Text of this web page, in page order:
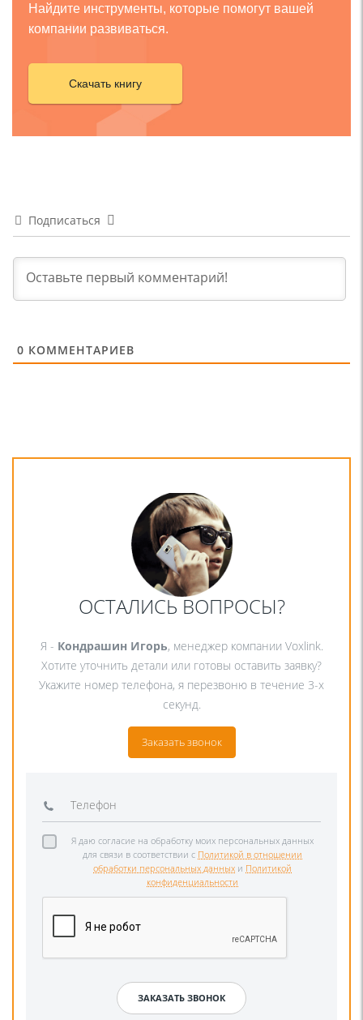
Найдите инструменты, которые помогут вашей
компании развиваться.
Скачать книгу
Подписаться
0 КОММЕНТАРИЕВ
ОСТАЛИСЬ ВОПРОСЫ?
Я - Кондрашин Игорь, менеджер компании Voxlink.
Хотите уточнить детали или готовы оставить заявку?
Укажите номер телефона, я перезвоню в течение 3-х
секунд.
Заказать звонок
Я даю согласие на обработку моих персональных данных
для связи в соответствии с Политикой в отношении
обработки персональных данных и Политикой
конфиденциальности